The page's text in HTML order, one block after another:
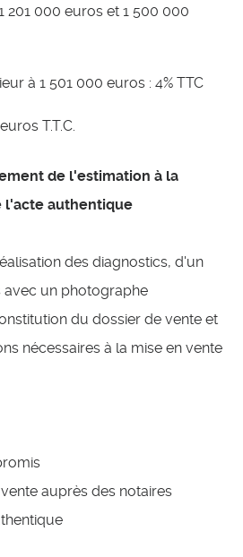
201 000 euros et 1 500 000
à 1 501 000 euros : 4% TTC
T.T.C.
de l'estimation à la
l'acte authentique
des diagnostics, d'un
un photographe
du dossier de vente et
nécessaires à la mise en vente
auprès des notaires